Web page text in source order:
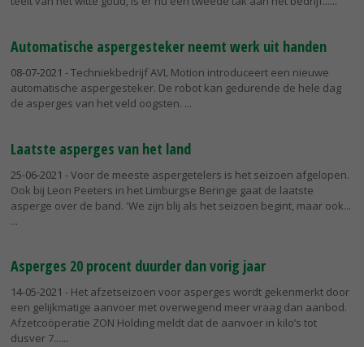
Automatische aspergesteker neemt werk uit handen
08-07-2021 - Techniekbedrijf AVL Motion introduceert een nieuwe
automatische aspergesteker. De robot kan gedurende de hele dag
de asperges van het veld oogsten.
Laatste asperges van het land
25-06-2021 - Voor de meeste aspergetelers is het seizoen afgelopen.
Ook bij Leon Peeters in het Limburgse Beringe gaat de laatste
asperge over de band. 'We zijn blij als het seizoen begint, maar ook...
Asperges 20 procent duurder dan vorig jaar
14-05-2021 - Het afzetseizoen voor asperges wordt gekenmerkt door
een gelijkmatige aanvoer met overwegend meer vraag dan aanbod.
Afzetcoöperatie ZON Holding meldt dat de aanvoer in kilo’s tot
dusver 7...